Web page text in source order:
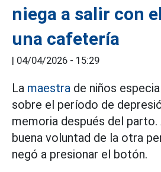
niega a salir con
una cafetería
| 04/04/2026 - 15:29
La maestra de niños
sobre el período de
memoria después del
buena voluntad de la otra
negó a presionar el botón.